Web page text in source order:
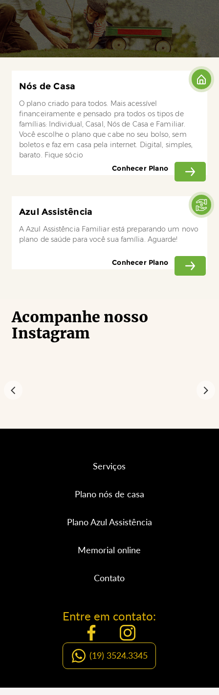
Nós de Casa
O plano criado para todos. Mais acessível
financeiramente e pensado pra todos os tipos de
famílias: Individual, Casal, Nós de Casa e Familiar.
Você escolhe o plano que cabe no seu bolso, sem
boletos e faz em casa pela internet. Digital, simples,
barato. Fique sócio
Conhecer Plano
Azul Assistência
A Azul Assistência Familiar está preparando um novo
plano de saúde para você sua família. Aguarde!
Conhecer Plano
Acompanhe nosso
Instagram
Serviços
Plano nós de casa
Plano Azul Assistência
Memorial online
Contato
Entre em contato:
(19) 3524.3345